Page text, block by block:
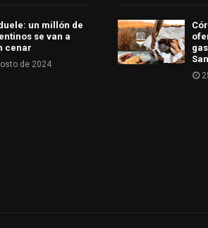
un millón de
se van a
cenar
de 2024